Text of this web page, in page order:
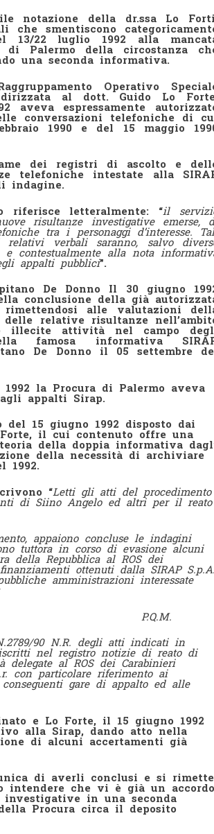
notazione della dr.ssa Lo
che smentiscono
13/22 luglio 1992 alla
di Palermo della circostanza
una seconda informativa.
Operativo
al dott. Guido Lo
aveva espressamente
conversazioni telefoniche di
1990 e del 15 maggio
dei registri di ascolto e
telefoniche intestate alla
indagine.
letteralmente: “il
risultanze investigative emerse,
tra i personaggi d’interesse.
verbali saranno, salvo
e contestualmente alla nota
appalti pubblici”.
De Donno Il 30 giugno
conclusione della già
alle valutazioni
relative risultanze
illecite attività nel campo
famosa informativa
De Donno il 05 settembre
la Procura di Palermo aveva
appalti Sirap.
15 giugno 1992 disposto dai
il cui contenuto offre una
della doppia informativa
della necessità di archiviare
1992.
“Letti gli atti del procedimento
di Siino Angelo ed altri per il reato
appaiono concluse le indagini
tuttora in corso di evasione alcuni
della Repubblica al ROS dei
ottenuti dalla SIRAP S.p.A.
amministrazioni interessate
90 N.R. degli atti indicati in
nel registro notizie di reato di
delegate al ROS dei Carabinieri
con particolare riferimento ai
gare di appalto ed alle
e Lo Forte, il 15 giugno 1992
alla Sirap, dando atto nella
di alcuni accertamenti già
di averli conclusi e si rimette
intendere che vi è già un accordo
in una seconda
Procura circa il deposito